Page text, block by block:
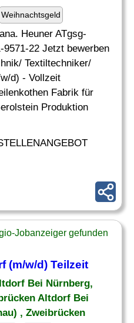
Weihnachtsgeld
Heuner ATgsg-
22 Jetzt bewerben
Textiltechniker/
d) - Vollzeit
Fabrik für
Produktion
Jobanzeiger gefunden
(m/w/d) Teilzeit
Bei Nürnberg,
Altdorf Bei
, Zweibrücken